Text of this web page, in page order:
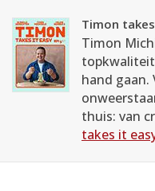
Timon
Timon
hand
thuis: van
takes it